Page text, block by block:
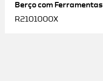
Berço com Ferramentas
R2101000X